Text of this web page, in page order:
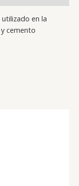
en la
cemento